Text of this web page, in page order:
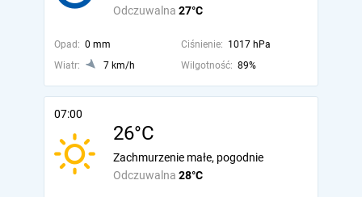
Odczuwalna 27°C
Opad: 0 mm Ciśnienie: 1017 hPa
Wiatr:
7 km/h Wilgotność: 89%
07:00
26°C
Odczuwalna 28°C
Zachmurzenie małe, pogodnie